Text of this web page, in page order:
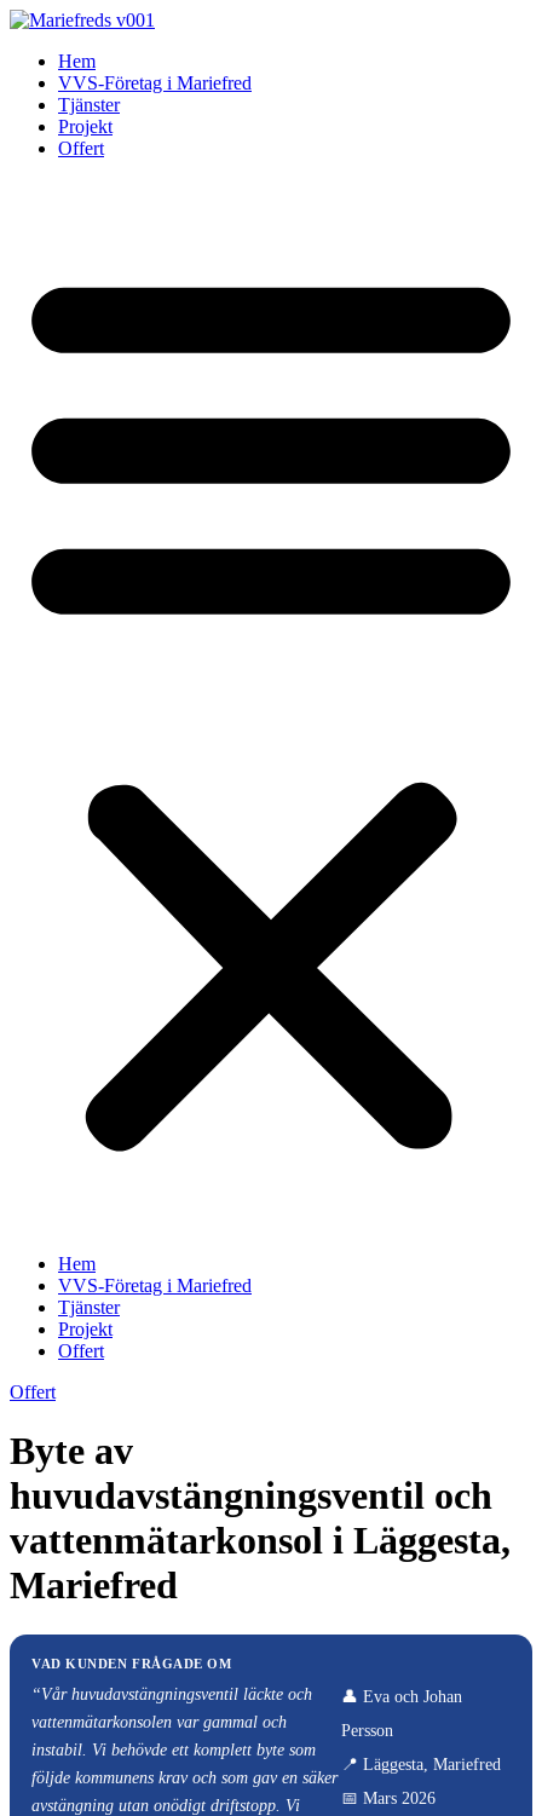
Skip
contentHem
VVS-Företag i Mariefred
Tjänster
Projekt
Offert
Hem
VVS-Företag i Mariefred
Tjänster
Projekt
Offert
Offert
Byte av
huvudavstängningsventil och
vattenmätarkonsol i Läggesta,
Mariefred
VAD KUNDEN FRÅGADE OM
“Vår huvudavstängningsventil läckte och
vattenmätarkonsolen var gammal och
instabil. Vi behövde ett komplett byte som
följde kommunens krav och som gav en säker
avstängning utan onödigt driftstopp. Vi
👤 Eva och Johan
Persson
📍 Läggesta, Mariefred
📅 Mars 2026